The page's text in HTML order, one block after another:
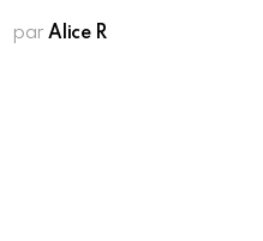
par Alice R